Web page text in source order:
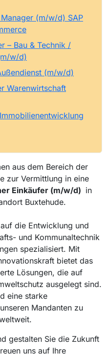
(m/w/d) SAP
– Bau & Technik /
w/d)
(m/w/d)
Warenwirtschaft
aus dem Bereich der
zur Vermittlung in eine
Einkäufer (m/w/d) in
Buxtehude.
die Entwicklung und
und Kommunaltechnik
spezialisiert. Mit
bietet das
Lösungen, die auf
ausgelegt sind.
eine starke
Mandanten zu
gestalten Sie die Zukunft
uns auf Ihre